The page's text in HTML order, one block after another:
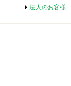
法人のお客様